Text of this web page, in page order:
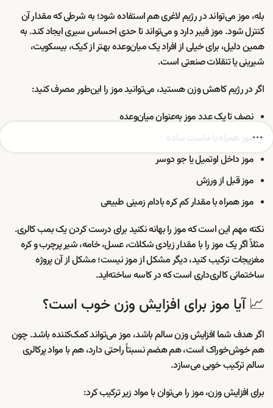
بله، موز می‌تواند در رژیم لاغری هم استفاده شود؛ به شرطی که مقدار آن
کنترل شود. موز فیبر دارد و می‌تواند تا حدی احساس سیری ایجاد کند. به
همین دلیل، برای خیلی از افراد یک میان‌وعده بهتر از کیک، بیسکویت،
شیرینی یا تنقلات صنعتی است.
اگر در رژیم کاهش وزن هستید، می‌توانید موز را این‌طور مصرف کنید:
نصف تا یک عدد موز به‌عنوان میان‌وعده
موز همراه با ماست ساده
موز داخل اوتمیل یا جو دوسر
موز قبل از ورزش
موز همراه با مقدار کم کره بادام زمینی طبیعی
نکته مهم این است که موز را بهانه نکنید برای درست کردن یک بمب کالری.
مثلاً اگر یک موز را با مقدار زیادی شکلات، عسل، خامه، شیر پرچرب و کره
مغزیجات ترکیب کنید، دیگر مشکل از موز نیست؛ مشکل از آن پروژه
ساختمانی کالری‌داری است که در کاسه ساخته‌اید.
📈 آیا موز برای افزایش وزن خوب است؟
اگر هدف شما افزایش وزن سالم باشد، موز می‌تواند کمک‌کننده باشد. چون
هم خوش‌خوراک است، هم هضم نسبتاً راحتی دارد، هم با مواد پرکالری
سالم ترکیب خوبی می‌سازد.
برای افزایش وزن، موز را می‌توان با مواد زیر ترکیب کرد: